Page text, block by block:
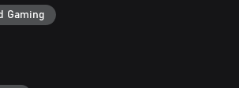
Gaming